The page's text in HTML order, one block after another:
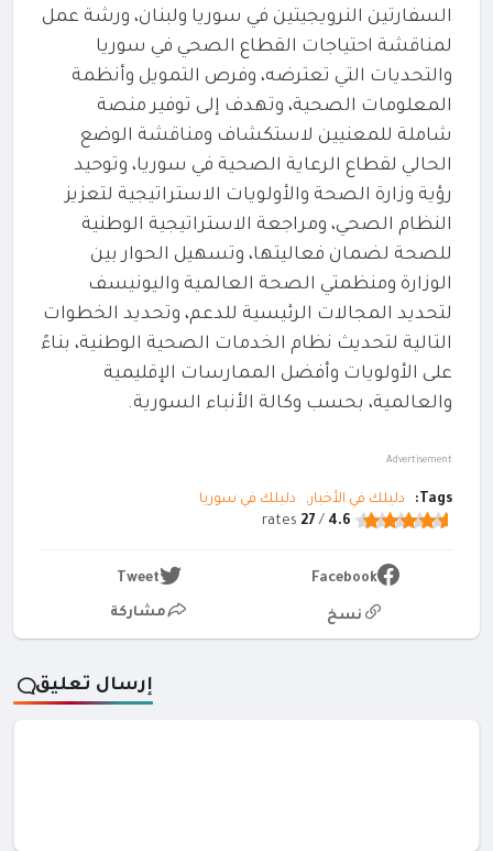
السفارتين النرويجيتين في سوريا ولبنان، ورشة عمل
لمناقشة احتياجات القطاع الصحي في سوريا
والتحديات التي تعترضه، وفرص التمويل وأنظمة
المعلومات الصحية، وتهدف إلى توفير منصة
شاملة للمعنيين لاستكشاف ومناقشة الوضع
الحالي لقطاع الرعاية الصحية في سوريا، وتوحيد
رؤية وزارة الصحة والأولويات الاستراتيجية لتعزيز
النظام الصحي، ومراجعة الاستراتيجية الوطنية
للصحة لضمان فعاليتها، وتسهيل الحوار بين
الوزارة ومنظمتي الصحة العالمية واليونيسف
لتحديد المجالات الرئيسية للدعم، وتحديد الخطوات
التالية لتحديث نظام الخدمات الصحية الوطنية، بناءً
على الأولويات وأفضل الممارسات الإقليمية
والعالمية، بحسب وكالة الأنباء السورية.
Advertisement
Tags: دليلك في الأخبار
دليلك في سوريا
4.6
/
27
Facebook
Tweet
نسخ مشاركة
إرسال تعليق